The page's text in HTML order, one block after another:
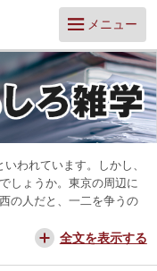
メニュー
われています。しかし、
しょうか。東京の周辺に
の人だと、一二を争うの
中を除いてほとんどの所
全文を表示する